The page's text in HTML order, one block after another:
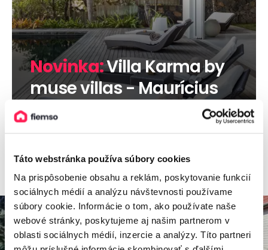
Táto webstránka používa súbory cookies
Na prispôsobenie obsahu a reklám, poskytovanie funkcií
sociálnych médií a analýzu návštevnosti používame
súbory cookie. Informácie o tom, ako používate naše
webové stránky, poskytujeme aj našim partnerom v
oblasti sociálnych médií, inzercie a analýzy. Títo partneri
Novinka:Villa Karma by
muse villas - Maurícius